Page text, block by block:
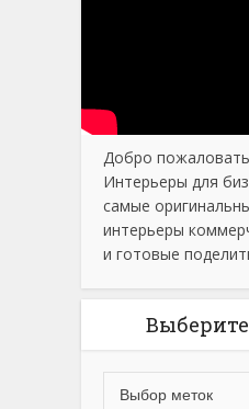
Добро
Интерьеры для
самые
интерьеры
и готовые